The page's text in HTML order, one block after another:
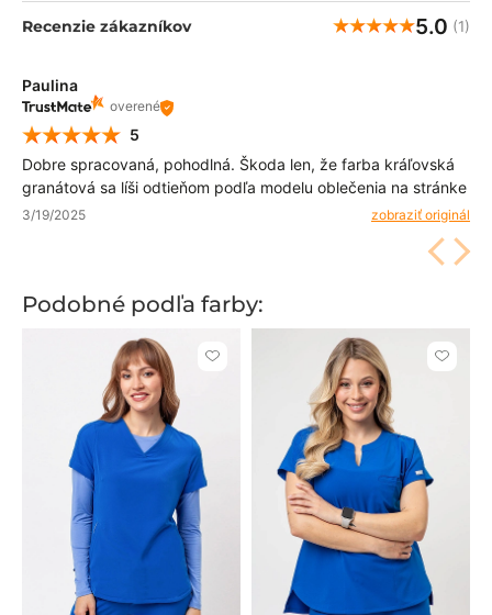
Recenzie zákazníkov 5.0 (1)
Paulina
overené
5
Dobre spracovaná, pohodlná. Škoda len, že farba kráľovská
granátová sa líši odtieňom podľa modelu oblečenia na stránke
3/19/2025 zobraziť originál
Podobné podľa farby:
Kliknite
obľúbených
Kliknite